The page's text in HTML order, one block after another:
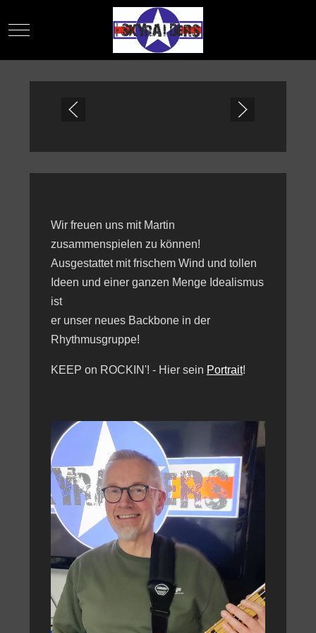
Mobile Menu Toggle
Wir freuen uns mit Martin
zusammenspielen zu können!
Ausgestattet mit frischem Wind und tollen
Ideen und einer ganzen Menge Idealismus
ist
er unser neues Backbone in der
Rhythmusgruppe!
KEEP on ROCKIN'! - Hier sein Portrait!